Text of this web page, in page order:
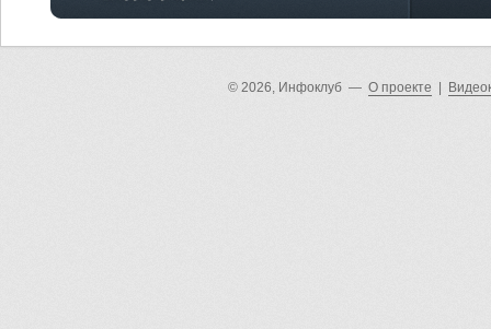
© 2026, Инфоклуб — О проекте